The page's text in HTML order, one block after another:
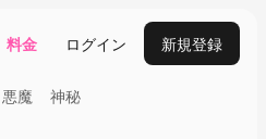
料金 ログイン 新規登録
悪魔 神秘